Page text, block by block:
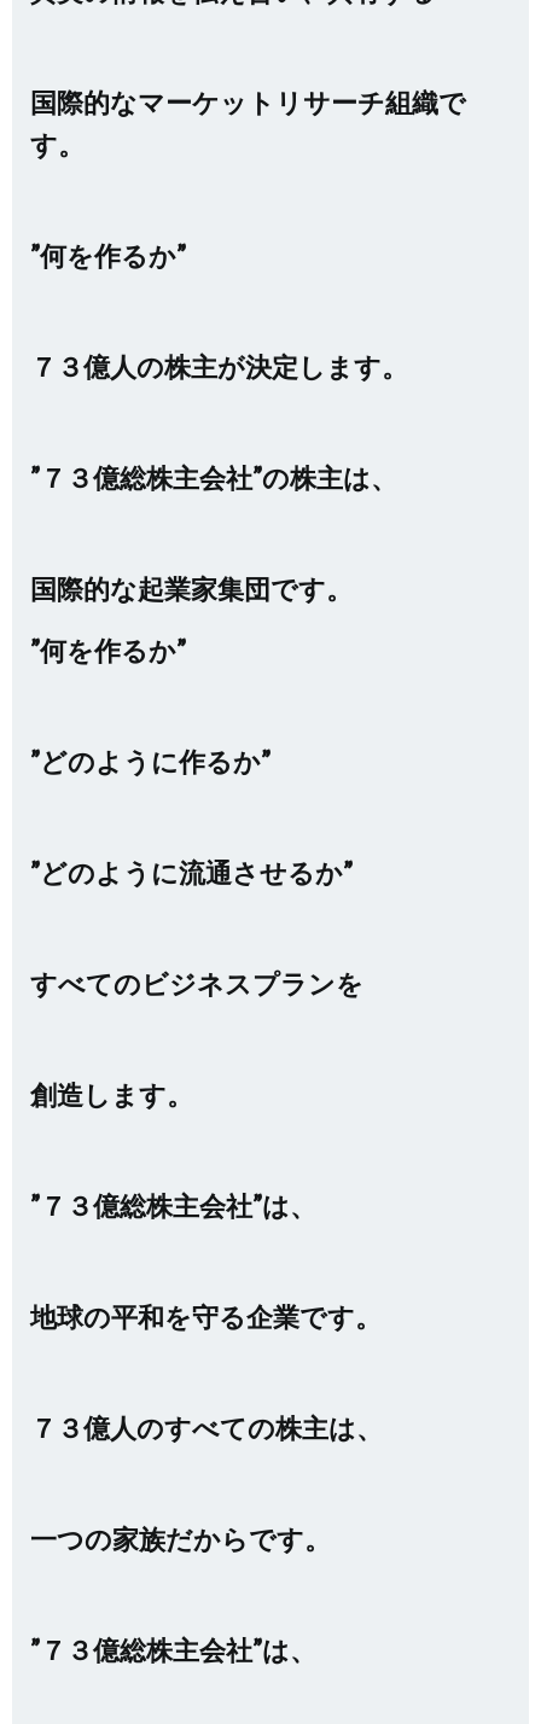
国際的なマーケットリサーチ組織で
す。
”何を作るか”
７３億人の株主が決定します。
”７３億総株主会社”の株主は、
国際的な起業家集団です。
”何を作るか”
”どのように作るか”
”どのように流通させるか”
すべてのビジネスプランを
創造します。
”７３億総株主会社”は、
地球の平和を守る企業です。
７３億人のすべての株主は、
一つの家族だからです。
”７３億総株主会社”は、